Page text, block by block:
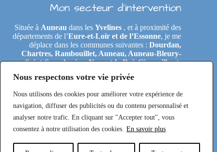
Nous respectons votre vie privée
Nous utilisons des cookies pour améliorer votre expérience de
navigation, diffuser des publicités ou du contenu personnalisé et
analyser notre trafic. En cliquant sur "Accepter tout", vous
consentez à notre utilisation des cookies. En savoir plus
Mon secteur d’intervention
Située à Auneau dans lesYvelines , et à proximité des
départements de l’Eure-et-Loir et de l’Essonne, je me
déplace dans les communes suivantes :Dourdan,
Chartres, Rambouillet, Auneau, Auneau-Bleury-
Saint-Symphorien, Nogent-le-Roi, Gironville-et-
Maintenon, Épernon, Le Perray-en-Yvelines,
Saint-Arnoult-en-Yvelines, Étréchy, Morigny-
Champigny, Saclas, Toury, Eole-en-Beauce, Les
Villages-Vovéens, Gallardon, Ouarville, Béville-le-
Comte, Sainville, Pussay, Ablis
Copyright © 2026 Milie KniD | Propulsé par SR Digital